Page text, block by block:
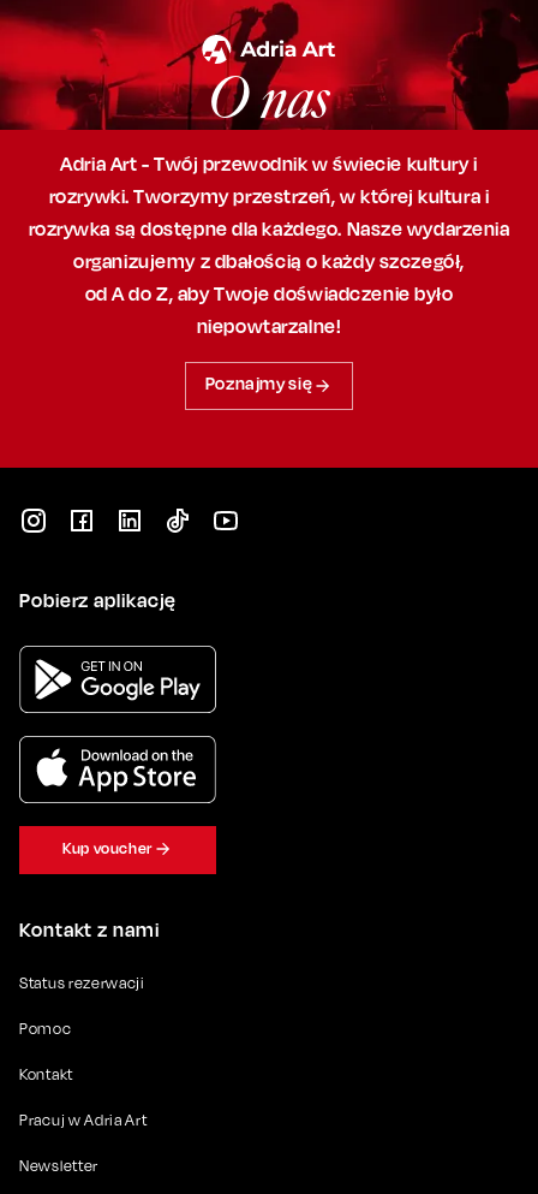
O nas
Adria Art - Twój przewodnik w świecie kultury i
rozrywki. Tworzymy przestrzeń,w której kultura i
rozrywka są dostępne dla każdego. Nasze wydarzenia
organizujemy z dbałością o każdy szczegół,
od A do Z, abyTwoje doświadczenie było
niepowtarzalne!
Poznajmy się
Kontakt z nami
Status rezerwacji
Pomoc
Kontakt
Pracuj w Adria Art
Newsletter
Pobierz aplikację
Kup voucher